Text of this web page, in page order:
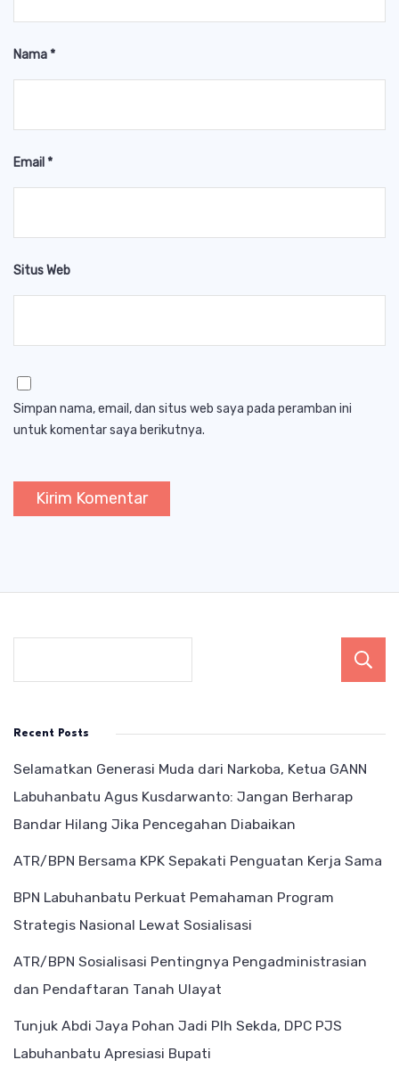
Nama*
Email *
Situs Web
Simpan nama, email, dan situs web saya pada peramban ini
untuk komentar saya berikutnya.
Recent Posts
Selamatkan Generasi Muda dari Narkoba, Ketua GANN
Labuhanbatu Agus Kusdarwanto: Jangan Berharap
Bandar Hilang Jika Pencegahan Diabaikan
ATR/BPN Bersama KPK Sepakati Penguatan Kerja Sama
BPN Labuhanbatu Perkuat Pemahaman Program
Strategis Nasional Lewat Sosialisasi
ATR/BPN Sosialisasi Pentingnya Pengadministrasian
dan Pendaftaran Tanah Ulayat
Tunjuk Abdi Jaya Pohan Jadi Plh Sekda, DPC PJS
Labuhanbatu Apresiasi Bupati